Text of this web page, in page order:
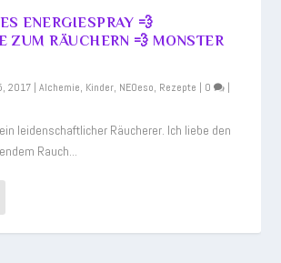
ENERGIESPRAY 💨
ZUM RÄUCHERN 💨 MONSTER
2017 |Alchemie, Kinder, NEOeso, Rezepte | 0 |
leidenschaftlicher Räucherer. Ich liebe den
Rauch...